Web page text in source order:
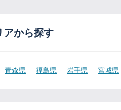
アから探す
青森県 福島県 岩手県 宮城県